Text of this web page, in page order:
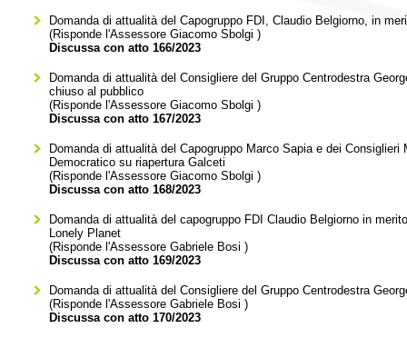
Domanda di attualità del Capogruppo FDI, Claudio Belgiorno, in
(Risponde l'AssessoreGiacomo Sbolgi )
Discussa con atto 166/2023
Domanda di attualità del Consigliere del Gruppo Centrodestra
chiuso al pubblico
(Risponde l'AssessoreGiacomo Sbolgi )
Discussa con atto 167/2023
Domanda di attualità del Capogruppo Marco Sapia e dei
Democratico su riapertura Galceti
(Risponde l'AssessoreGiacomo Sbolgi )
Discussa con atto 168/2023
Domanda di attualità del capogruppo FDI Claudio Belgiorno in
Lonely Planet
(Risponde l'AssessoreGabriele Bosi )
Discussa con atto 169/2023
Domanda di attualità del Consigliere del Gruppo Centrodestra
(Risponde l'AssessoreGabriele Bosi )
Discussa con atto 170/2023